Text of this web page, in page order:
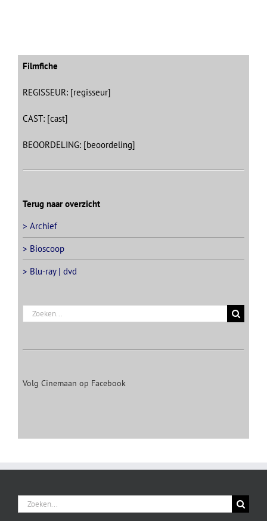
Filmfiche
REGISSEUR: [regisseur]
CAST: [cast]
BEOORDELING: [beoordeling]
Terug naar overzicht
> Archief
> Bioscoop
> Blu-ray | dvd
Zoeken
naar:
Volg Cinemaan op Facebook
Zoeken
naar: